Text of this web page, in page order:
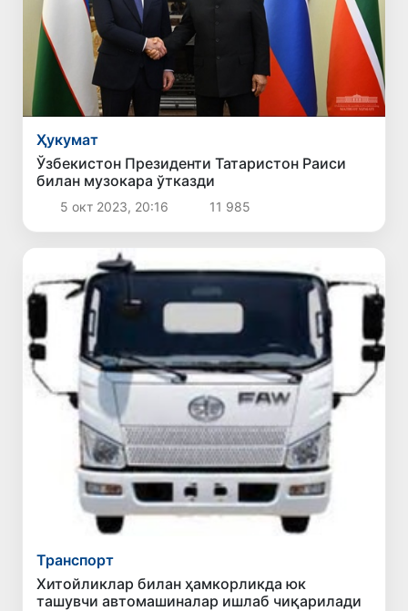
Ҳукумат
Ўзбекистон Президенти Татаристон Раиси
билан музокара ўтказди
5 окт 2023, 20:16 11 985
Транспорт
Хитойликлар билан ҳамкорликда юк
ташувчи автомашиналар ишлаб чиқарилади